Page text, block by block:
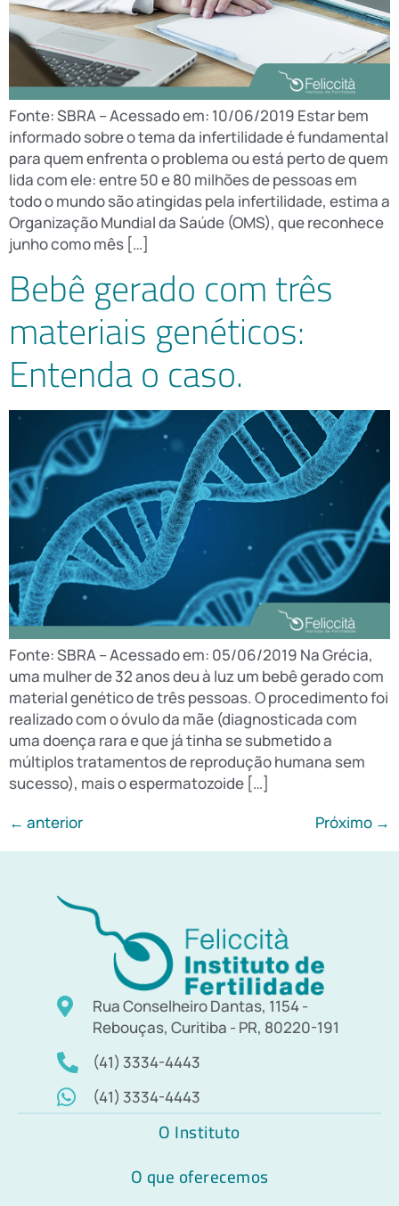
Fonte: SBRA – Acessado em: 10/06/2019 Estar bem
informado sobre o tema da infertilidade é fundamental
para quem enfrenta o problema ou está perto de quem
lida com ele: entre 50 e 80 milhões de pessoas em
todo o mundo são atingidas pela infertilidade, estima a
Organização Mundial da Saúde (OMS), que reconhece
junho como mês […]
Bebê gerado com três
materiais genéticos:
Entenda o caso.
Fonte: SBRA – Acessado em: 05/06/2019 Na Grécia,
uma mulher de 32 anos deu à luz um bebê gerado com
material genético de três pessoas. O procedimento foi
realizado com o óvulo da mãe (diagnosticada com
uma doença rara e que já tinha se submetido a
múltiplos tratamentos de reprodução humana sem
sucesso), mais o espermatozoide […]
← anterior Próximo →
Rua Conselheiro Dantas, 1154 -
Rebouças, Curitiba - PR, 80220-191
(41) 3334-4443
(41) 3334-4443
O Instituto
O que oferecemos